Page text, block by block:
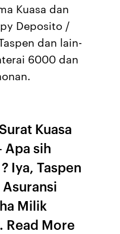
Kuasa dan
Deposito /
dan lain-
6000 dan
Kuasa
Apa sih
Iya, Taspen
Milik
Read More